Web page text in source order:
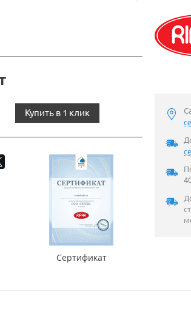
Купить в 1 клик
Сертификат